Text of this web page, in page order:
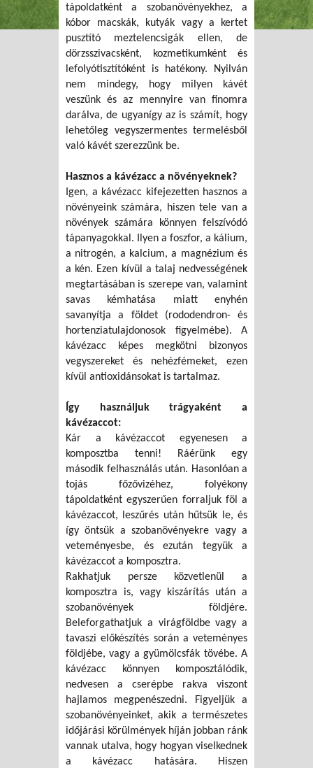
tápoldatként a szobanövényekhez, a
kóbor macskák, kutyák vagy a kertet
pusztító meztelencsigák ellen, de
dörzsszivacsként, kozmetikumként és
lefolyótisztítóként is hatékony. Nyilván
nem mindegy, hogy milyen kávét
veszünk és az mennyire van finomra
darálva, de ugyanígy az is számít, hogy
lehetőleg vegyszermentes termelésből
való kávét szerezzünk be.
Hasznos a kávézacc a növényeknek?
Igen, a kávézacc kifejezetten hasznos a
növényeink számára, hiszen tele van a
növények számára könnyen felszívódó
tápanyagokkal. Ilyen a foszfor, a kálium,
a nitrogén, a kalcium, a magnézium és
a kén. Ezen kívül a talaj nedvességének
megtartásában is szerepe van, valamint
savas kémhatása miatt enyhén
savanyítja a földet (rododendron- és
hortenziatulajdonosok figyelmébe). A
kávézacc képes megkötni bizonyos
vegyszereket és nehézfémeket, ezen
kívül antioxidánsokat is tartalmaz.
Így használjuk trágyaként a
kávézaccot:
Kár a kávézaccot egyenesen a
komposztba tenni! Ráérünk egy
második felhasználás után. Hasonlóan a
tojás főzővizéhez, folyékony
tápoldatként egyszerűen forraljuk föl a
kávézaccot, leszűrés után hűtsük le, és
így öntsük a szobanövényekre vagy a
veteményesbe, és ezután tegyük a
kávézaccot a komposztra.
Rakhatjuk persze közvetlenül a
komposztra is, vagy kiszárítás után a
szobanövények földjére.
Beleforgathatjuk a virágföldbe vagy a
tavaszi előkészítés során a veteményes
földjébe, vagy a gyümölcsfák tövébe. A
kávézacc könnyen komposztálódik,
nedvesen a cserépbe rakva viszont
hajlamos megpenészedni. Figyeljük a
szobanövényeinket, akik a természetes
időjárási körülmények híján jobban ránk
vannak utalva, hogy hogyan viselkednek
a kávézacc hatására. Hiszen